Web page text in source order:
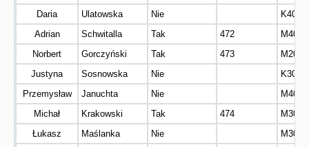
Daria
Ulatowska Nie
K40
Adrian
Schwitalla Tak 472
M40
Norbert
Gorczyński Tak 473
M20
Justyna
Sosnowska Nie
K30
Przemysław
Januchta Nie
M40
Michał
Krakowski Tak 474
M30
Łukasz
Maślanka Nie
M30